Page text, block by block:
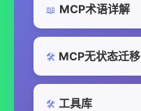
📖 MCP术语详解
🛠️ MCP无状态迁移
🛠️ 工具库